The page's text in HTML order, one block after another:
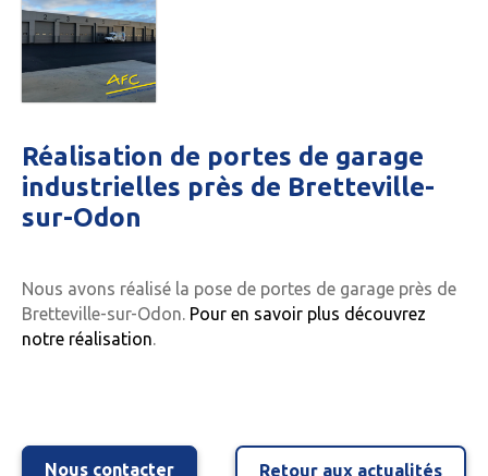
Réalisation de portes de garage
industrielles près de Bretteville-
sur-Odon
Nous avons réalisé la pose de portes de garage près de
Bretteville-sur-Odon. Pour en savoir plus découvrez
notre réalisation.
Nous contacter Retour aux actualités